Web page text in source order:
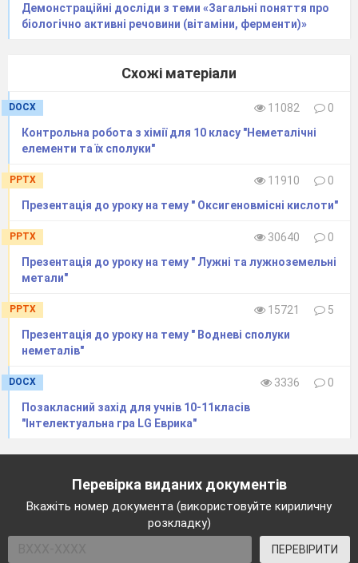
Реактиви та матеріали: розчин білка
Демонстраційні досліди з теми «Загальні поняття про
біологічно активні речовини (вітаміни, ферменти)»
Схожі матеріали
DOCX 11082
0
​Контрольна робота з хімії для 10 класу "Неметалічні
елементи та їх сполуки"
PPTX 11910
0
Презентація до уроку на тему " Оксигеновмісні кислоти"
PPTX 30640
0
Презентація до уроку на тему " Лужні та лужноземельні
метали"
PPTX 15721
5
Презентація до уроку на тему " Водневі сполуки
неметалів"
DOCX 3336
0
Позакласний захід для учнів 10-11класів
"Інтелектуальна гра LG Еврика"
Перевірка виданих документів
Вкажіть номер документа (використовуйте кириличну
розкладку)
ПЕРЕВІРИТИ